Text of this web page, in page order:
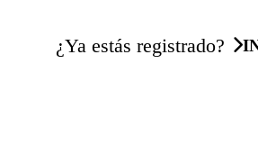
¿Ya estás registrado?